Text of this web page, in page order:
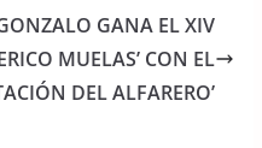
GANA EL XIV
MUELAS’ CON EL
DEL ALFARERO’